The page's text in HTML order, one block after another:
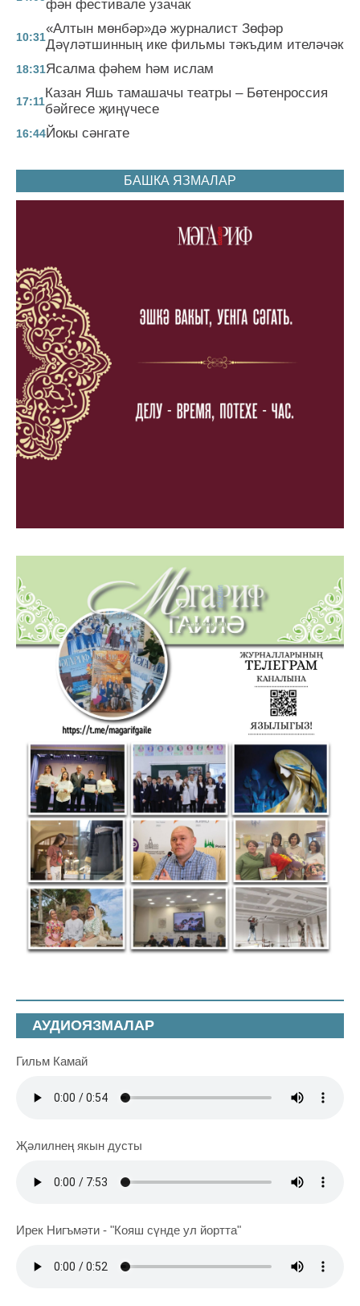
фән фестивале узачак
10:31
«Алтын мөнбәр»дә журналист Зөфәр
Дәүләтшинның ике фильмы тәкъдим ителәчәк
18:31Ясалма фәһем һәм ислам
17:11
Казан Яшь тамашачы театры – Бөтенроссия
бәйгесе җиңүчесе
16:44Йокы сәнгате
БАШКА ЯЗМАЛАР
АУДИОЯЗМАЛАР
Гильм Камай
Җәлилнең якын дусты
Ирек Нигъмәти - "Кояш сүнде ул йортта"